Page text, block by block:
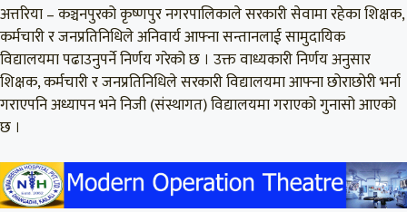
अत्तरिया – कञ्चनपुरको कृष्णपुर नगरपालिकाले सरकारी सेवामा रहेका शिक्षक,
कर्मचारी र जनप्रतिनिधिले अनिवार्य आफ्ना सन्तानलाई सामुदायिक
विद्यालयमा पढाउनुपर्ने निर्णय गरेको छ । उक्त वाध्यकारी निर्णय अनुसार
शिक्षक, कर्मचारी र जनप्रतिनिधिले सरकारी विद्यालयमा आफ्ना छोराछोरी भर्ना
गराएपनि अध्यापन भने निजी (संस्थागत) विद्यालयमा गराएको गुनासो आएको
छ ।